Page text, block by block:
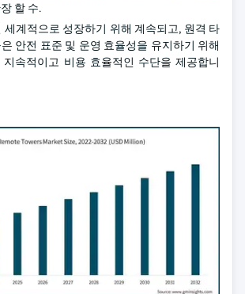
할 수.
세계적으로 성장하기 위해 계속되고, 원격 타
안전 표준 및 운영 효율성을 유지하기 위해
속적이고 비용 효율적인 수단을 제공합니